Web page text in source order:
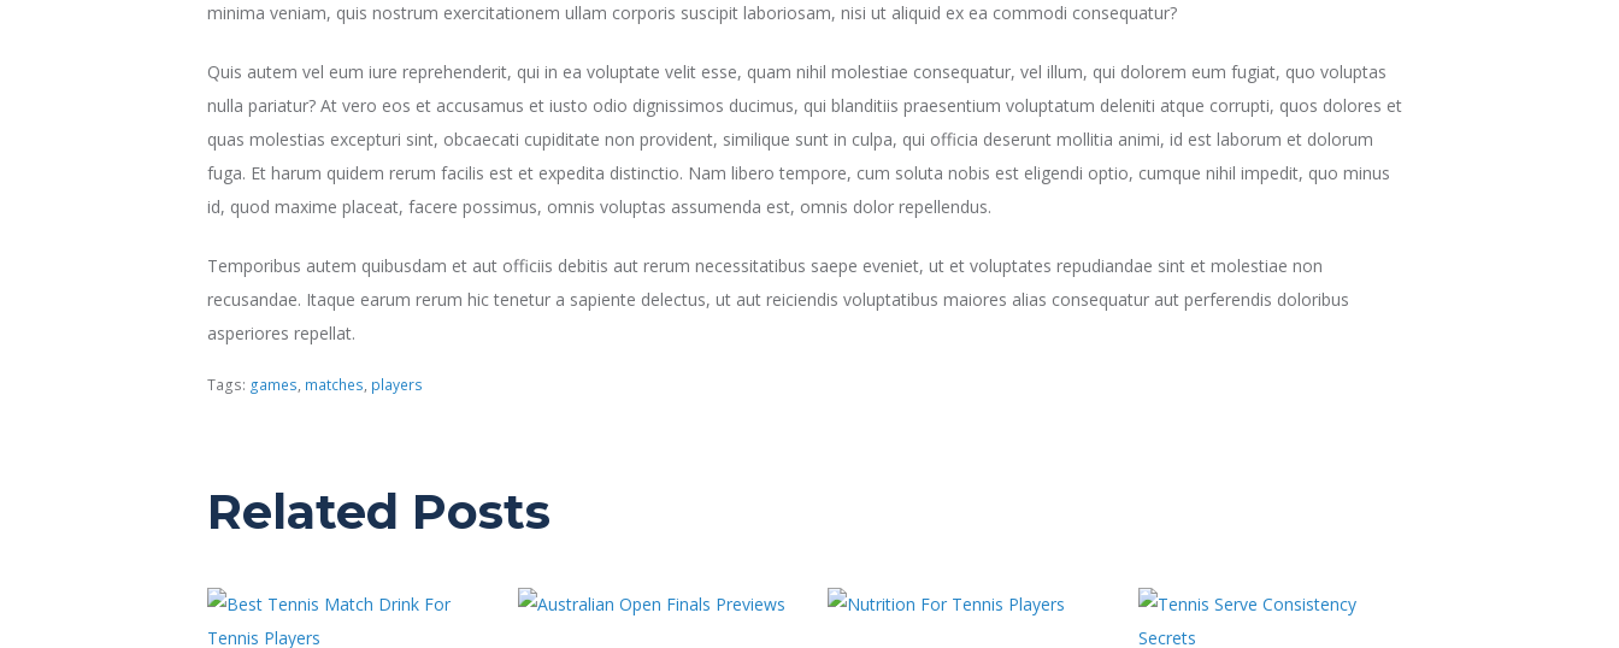
minima veniam, quis nostrum exercitationem ullam corporis suscipit laboriosam, nisi ut aliquid ex ea commodi consequatur?
Quis autem vel eum iure reprehenderit, qui in ea voluptate velit esse, quam nihil molestiae consequatur, vel illum, qui dolorem eum fugiat, quo voluptas
nulla pariatur? At vero eos et accusamus et iusto odio dignissimos ducimus, qui blanditiis praesentium voluptatum deleniti atque corrupti, quos dolores et
quas molestias excepturi sint, obcaecati cupiditate non provident, similique sunt in culpa, qui officia deserunt mollitia animi, id est laborum et dolorum
fuga. Et harum quidem rerum facilis est et expedita distinctio. Nam libero tempore, cum soluta nobis est eligendi optio, cumque nihil impedit, quo minus
id, quod maxime placeat, facere possimus, omnis voluptas assumenda est, omnis dolor repellendus.
Temporibus autem quibusdam et aut officiis debitis aut rerum necessitatibus saepe eveniet, ut et voluptates repudiandae sint et molestiae non
recusandae. Itaque earum rerum hic tenetur a sapiente delectus, ut aut reiciendis voluptatibus maiores alias consequatur aut perferendis doloribus
asperiores repellat.
Tags: games, matches, players
Related Posts